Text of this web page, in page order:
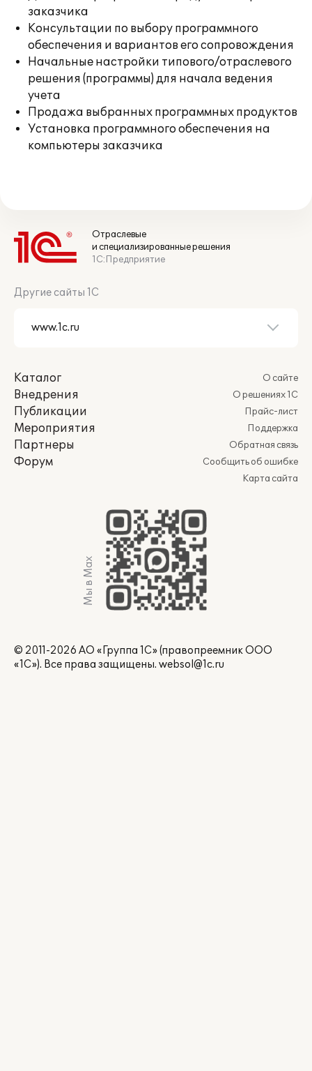
заказчика
Консультации по выбору программного
обеспечения и вариантов его сопровождения
Начальные настройки типового/отраслевого
решения (программы) для начала ведения
учета
Продажа выбранных программных продуктов
Установка программного обеспечения на
компьютеры заказчика
Отраслевые
и специализированные решения
1С:Предприятие
Другие сайты 1С
Каталог
Внедрения
Публикации
Мероприятия
Партнеры
Форум
О сайте
О решениях 1С
Прайс-лист
Поддержка
Обратная связь
Сообщить об ошибке
Карта сайта
Мы в Max
© 2011-2026 АО «Группа 1С» (правопреемник ООО
«1С»). Все права защищены. websol@1c.ru